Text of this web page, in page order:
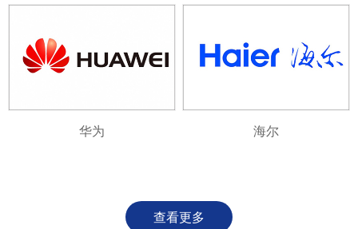
华为 海尔
查看更多